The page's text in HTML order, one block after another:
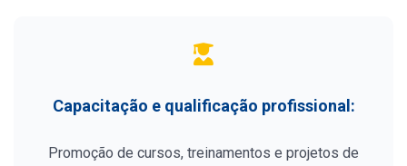
Capacitação e qualificação profissional:
Promoção de cursos, treinamentos e projetos de